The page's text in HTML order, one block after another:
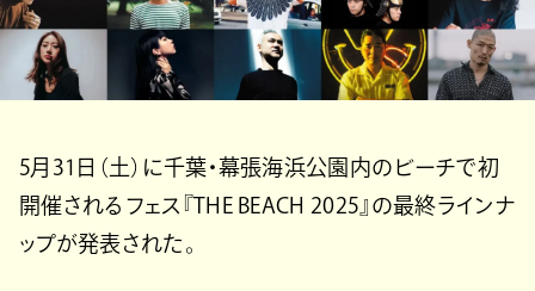
5月31日（土）に千葉・幕張海浜公園内のビーチで初
開催されるフェス『THE BEACH 2025』の最終ラインナ
ップが発表された。